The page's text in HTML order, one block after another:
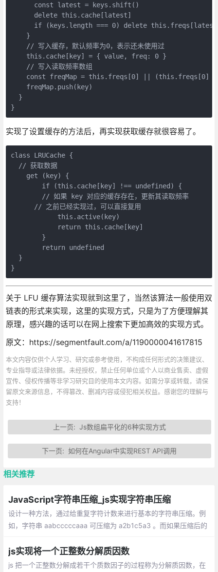
      const latest = keys.shift()
      delete this.cache[latest]
if (keys.length === 0) delete
    }
    // 写入缓存，默认频率为0，表示还未使用过
    this.cache[key] = { value, freq: 0 }
    // 写入读取频率数组
const freqMap = this.freqs[0] || (this.freqs[0]
    freqMap.push(key)
  }
}
实现了设置缓存的方法后，再实现获取缓存就很容易了。
class LRUCache {
  // 获取数据
    get (key) {
        if (this.cache[key] !== undefined) {
        // 如果 key 对应的缓存存在，更新其读取频率
      // 之前已经实现过，可以直接复用
            this.active(key)
            return this.cache[key]
        }
        return undefined
  }
}
关于 LFU 缓存算法实现就到这里了，当然该算法一般使用双
链表的形式来实现，这里的实现方式，只是为了方便理解其
原理，感兴趣的话可以在网上搜索下更加高效的实现方式。
原文：https://segmentfault.com/a/1190000041617815
本文内容仅供个人学习、研究或参考使用，不构成任何形式的决策建议、
专业指导或法律依据。未经授权，禁止任何单位或个人以商业售卖、虚假
宣传、侵权传播等非学习研究目的使用本文内容。如需分享或转载，请保
留原文来源信息，不得篡改、删减内容或侵犯相关权益。感谢您的理解与
支持！
上一页: Js数组扁平化的6种实现方式
下一页:如何在Angular中实现REST API调用
相关推荐
JavaScript字符串压缩_js实现字符串压缩
设计一种方法，通过给重复字符计数来进行基本的字符串压缩。例
如，字符串 aabcccccaaa 可压缩为 a2b1c5a3 。而如果压缩后的
串仅包括a-z的字母
js实现将一个正整数分解质因数
js 把一个正整数分解成若干个质数因子的过程称为分解质因数，在